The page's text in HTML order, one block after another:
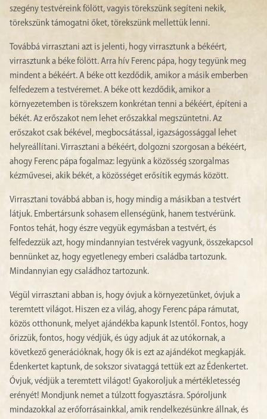
szegény testvéreink fölött, vagyis törekszünk segíteni nekik,
törekszünk támogatni őket, törekszünk mellettük lenni.
Továbbá virrasztani azt is jelenti, hogy virrasztunk a békéért,
virrasztunk a béke fölött. Arra hív Ferenc pápa, hogy tegyünk meg
mindent a békéért. A béke ott kezdődik, amikor a másik emberben
felfedezem a testvéremet. A béke ott kezdődik, amikor a
környezetemben is törekszem konkrétan tenni a békéért, építeni a
békét. Az erőszakot nem lehet erőszakkal megszüntetni. Az
erőszakot csak békével, megbocsátással, igazságossággal lehet
helyreállítani. Virrasztani a békéért, dolgozni szorgosan a békéért,
ahogy Ferenc pápa fogalmaz: legyünk a közösség szorgalmas
kézművesei, akik békét, a közösséget erősítik egymás között.
Virrasztani továbbá abban is, hogy mindig a másikban a testvért
látjuk. Embertársunk sohasem ellenségünk, hanem testvérünk.
Fontos tehát, hogy észre vegyük egymásban a testvért, és
felfedezzük azt, hogy mindannyian testvérek vagyunk, összekapcsol
bennünket az, hogy egyetlenegy emberi családba tartozunk.
Mindannyian egy családhoz tartozunk.
Végül virrasztani abban is, hogy óvjuk a környezetünket, óvjuk a
teremtett világot. Hiszen ez a világ, ahogy Ferenc pápa rámutat,
közös otthonunk, melyet ajándékba kapunk Istentől. Fontos, hogy
őrizzük, fontos, hogy védjük, és úgy adjuk át az utókornak, a
következő generációknak, hogy ők is ezt az ajándékot megkapják.
Édenkertet kaptunk, de sokszor sivataggá tettük ezt az Édenkertet.
Óvjuk, védjük a teremtett világot! Gyakoroljuk a mértékletesség
erényét! Mondjunk nemet a túlzott fogyasztásra. Spóroljunk
mindazokkal az erőforrásainkkal, amik rendelkezésünkre állnak, és